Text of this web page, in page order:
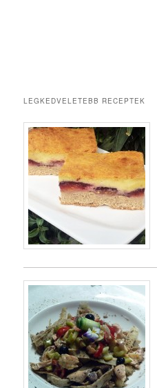
LEGKEDVELETEBB RECEPTEK